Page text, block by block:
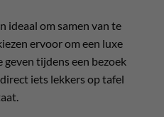
ideaal om samen van te
ervoor om een luxe
tijdens een bezoek
iets lekkers op tafel